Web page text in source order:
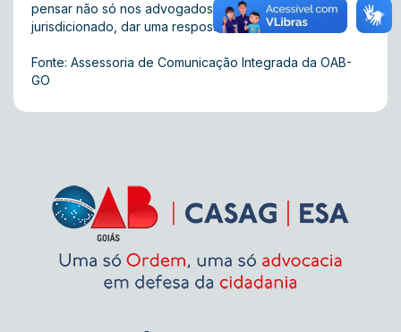
pensar não só nos advogados, mas também no
jurisdicionado, dar uma resposta à sociedade."
Fonte: Assessoria de Comunicação Integrada da OAB-
GO